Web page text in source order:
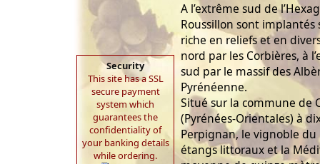
Security
This site has a SSL
secure payment
system which
guarantees the
confidentiality of
your banking details
while ordering.
A l’extrême sud de
Roussillon sont
riche en reliefs et en
nord par les Corbières, à
sud par le massif des
Pyrénéenne.
Situé sur la commune de
(Pyrénées-Orientales) à
Perpignan, le vignoble du
étangs littoraux et la